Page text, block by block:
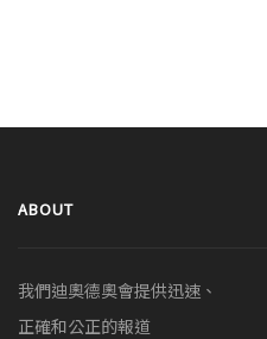
ABOUT
我們迪奧德奧會提供迅速、
正確和公正的報道